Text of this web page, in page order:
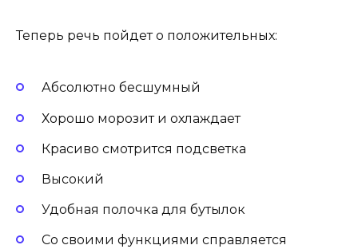
Теперь речь пойдет о положительных:
Абсолютно бесшумный
Хорошо морозит и охлаждает
Красиво смотрится подсветка
Высокий
Удобная полочка для бутылок
Со своими функциями справляется